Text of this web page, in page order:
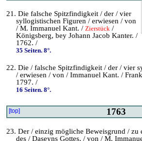
21. Die falsche Spitzfindigkeit / der / vier
syllogistischen Figuren / erwiesen / von
/ M. Immanuel Kant. / Zierstück /
Königsberg, bey Johann Jacob Kanter. /
1762. /
35 Seiten. 8°.
22. Die / falsche Spitzfindigkeit / der / vier
/ erwiesen / von / Immanuel Kant. /
1797. /
16 Seiten. 8°.
[top] 1763
23. Der / einzig mögliche Beweisgrund / zu
des / Daseyns Gottes, / von / M.